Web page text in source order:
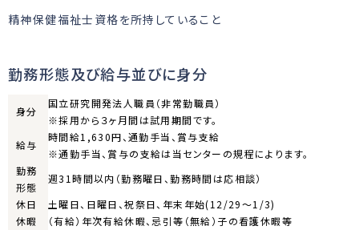
精神保健福祉士資格を所持していること
勤務形態及び給与並びに身分
身分
国立研究開発法人職員（非常勤職員）
※採用から３ヶ月間は試用期間です。
給与
時間給1,630円、通勤手当、賞与支給
※通勤手当、賞与の支給は当センターの規程によります。
勤務
形態
週31時間以内（勤務曜日、勤務時間は応相談）
休日
土曜日、日曜日、祝祭日、年末年始(12/29〜1/3)
休暇
（有給）年次有給休暇、忌引等（無給）子の看護休暇等